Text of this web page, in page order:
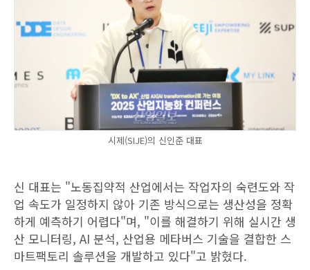
시제(SIJE)의 신인준 대표
신 대표는 "노동집약적 산업에서는 작업자의 숙련도와 작
업 속도가 일정하지 않아 기존 방식으로는 생산성을 정확
하게 예측하기 어렵다"며, "이를 해결하기 위해 실시간 생
산 모니터링, AI 분석, 산업용 메타버스 기술을 결합한 스
마트팩토리 솔루션을 개발하고 있다"고 밝혔다.